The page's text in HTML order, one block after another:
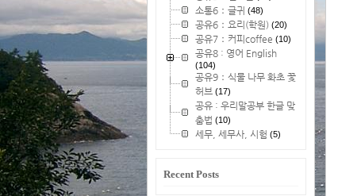
소통6：글귀 (48)
공유6：요리(학원)(20)
공유7：커피coffee (10)
공유8 : 영어 English
(104)
공유9：식물 나무 화초 꽃
허브 (17)
공유 : 우리말공부 한글 맞
춤법 (10)
세무, 세무사, 시험 (5)
Recent Posts